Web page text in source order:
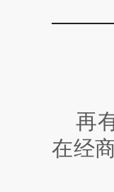
再
在经